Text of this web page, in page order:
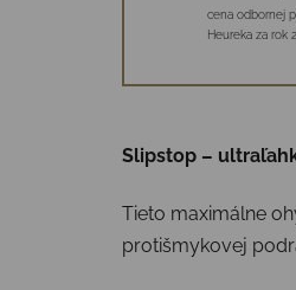
cena odbornej
Heureka za rok
Slipstop –
Tieto maximálne
protišmykovej